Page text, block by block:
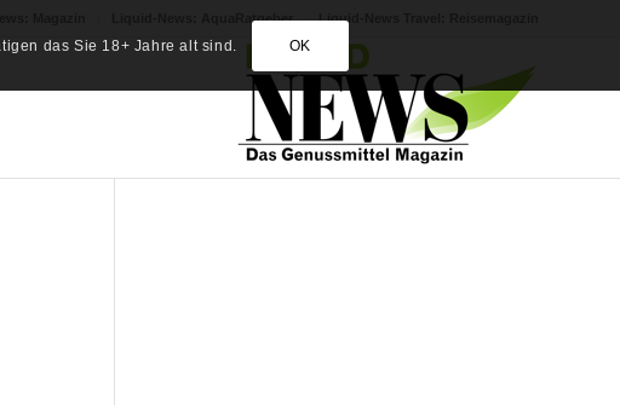
Liquid-News: AquaRatgeber Liquid-News Travel: Reisemagazin
das Sie 18+ Jahre alt sind. OK